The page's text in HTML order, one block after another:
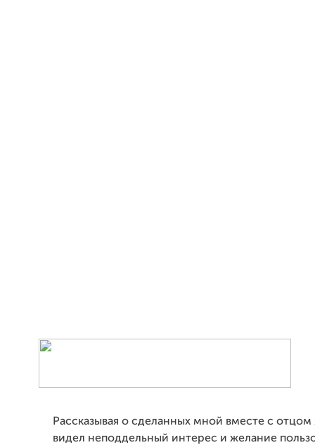
Рассказывая о сделанных мной вместе с отцом
видел неподдельный интерес и желание